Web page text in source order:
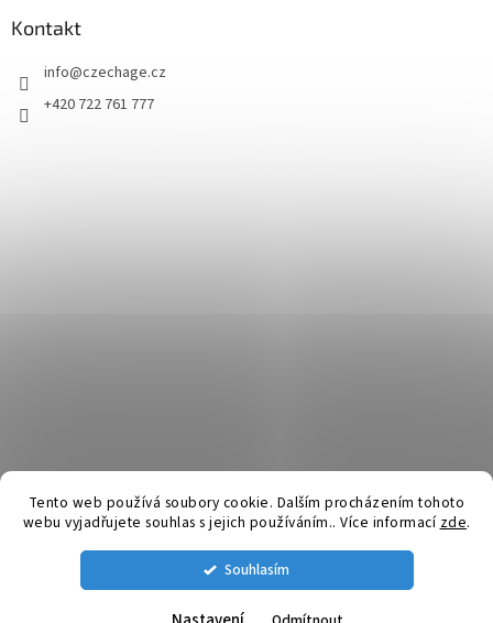
Tento web používá soubory cookie. Dalším procházením tohoto
webu vyjadřujete souhlas s jejich používáním.. Více informací zde.
Souhlasím
Kontakt
info@czechage.cz
+420 722 761 777
SpuntyDoUsi.cz